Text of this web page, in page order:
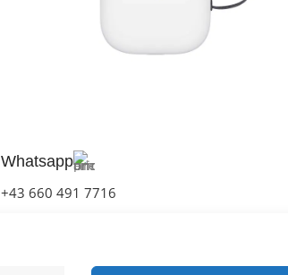
Whatsapp
+43 660 491 7716